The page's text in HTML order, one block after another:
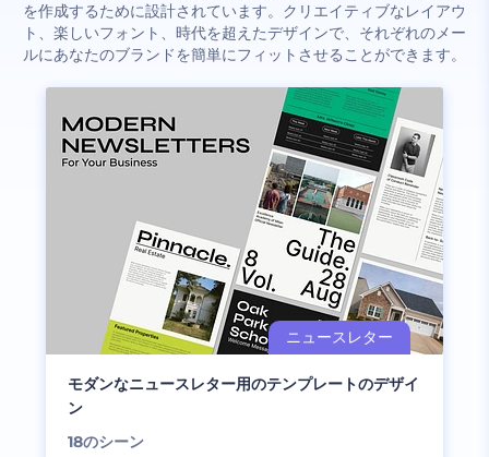
を作成するために設計されています。クリエイティブなレイアウ
ト、楽しいフォント、時代を超えたデザインで、それぞれのメー
ルにあなたのブランドを簡単にフィットさせることができます。
モダンなニュースレター用のテンプレートのデザイ
ン
18のシーン